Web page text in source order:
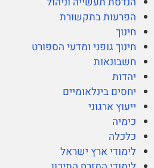
הפרעות בתקשורת
חינוך
חינוך גופני ומדעי הספורט
חשבונאות
יהדות
יחסים בינלאומיים
ייעוץ ארגוני
כימיה
כלכלה
לימודי ארץ ישראל